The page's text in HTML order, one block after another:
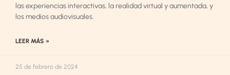
las experiencias interactivas, la realidad virtual y aumentada, y
los medios audiovisuales.
LEER MÁS »
25 de febrero de 2024